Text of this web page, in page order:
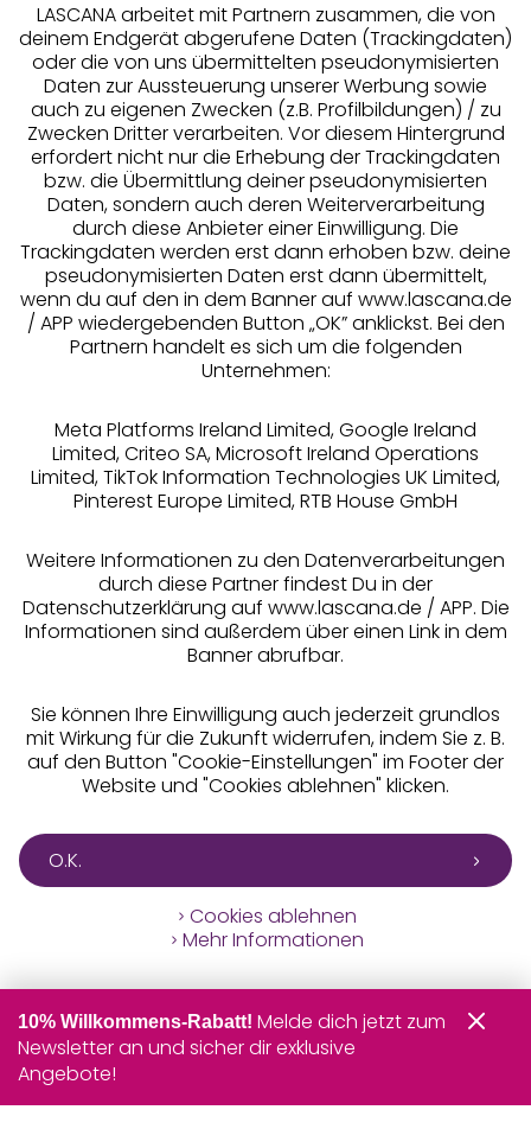
Services
Beratung
Über uns
Rechtliches
Alle Preise inkl. MwSt., zzgl.
Versandkosten
LASCANA arbeitet mit Partnern zusammen, die von
deinem Endgerät abgerufene Daten (Trackingdaten)
oder die von uns übermittelten pseudonymisierten
Daten zur Aussteuerung unserer Werbung sowie
auch zu eigenen Zwecken (z.B. Profilbildungen) / zu
Zwecken Dritter verarbeiten. Vor diesem Hintergrund
erfordert nicht nur die Erhebung der Trackingdaten
bzw. die Übermittlung deiner pseudonymisierten
Daten, sondern auch deren Weiterverarbeitung
durch diese Anbieter einer Einwilligung. Die
Trackingdaten werden erst dann erhoben bzw. deine
pseudonymisierten Daten erst dann übermittelt,
wenn du auf den in dem Banner auf www.lascana.de
/ APP wiedergebenden Button „OK” anklickst. Bei den
Partnern handelt es sich um die folgenden
Unternehmen:
Meta Platforms Ireland Limited, Google Ireland
Limited, Criteo SA, Microsoft Ireland Operations
Limited, TikTok Information Technologies UK Limited,
Pinterest Europe Limited, RTB House GmbH
Weitere Informationen zu den Datenverarbeitungen
durch diese Partner findest Du in der
Datenschutzerklärung auf www.lascana.de / APP. Die
Informationen sind außerdem über einen Link in dem
Banner abrufbar.
Sie können Ihre Einwilligung auch jederzeit grundlos
mit Wirkung für die Zukunft widerrufen, indem Sie z. B.
auf den Button "Cookie-Einstellungen" im Footer der
Website und "Cookies ablehnen" klicken.
O.K.
Cookies ablehnen
Mehr Informationen
10% Willkommens-Rabatt! Melde dich jetzt zum
Newsletter an und sicher dir exklusive
Angebote!